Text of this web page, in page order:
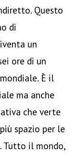
Questo
di
un
ore di un
È il
ma anche
che verte
spazio per le
Tutto il mondo,